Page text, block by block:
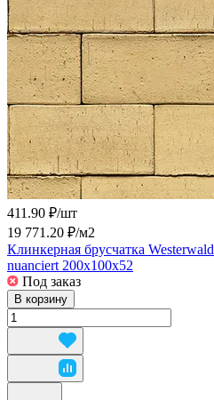
411.90 ₽/шт
19 771.20 ₽/м2
Клинкерная брусчатка
nuanciert 200x100x52
Под заказ
В корзину